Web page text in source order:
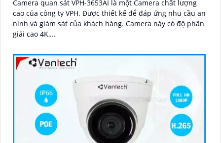
Camera quan sát VPH-3653AI là một Camera chất lượng
cao của công ty VPH. Được thiết kế để đáp ứng nhu cầu an
ninh và giám sát của khách hàng. Camera này có độ phân
giải cao 4K,...